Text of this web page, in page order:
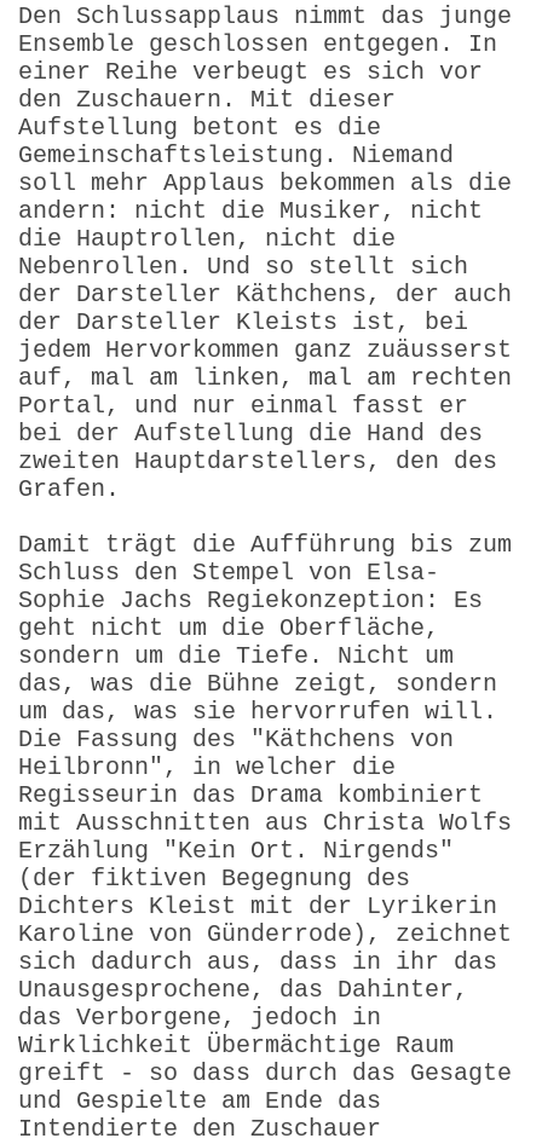
Den Schlussapplaus nimmt das junge
Ensemble geschlossen entgegen. In
einer Reihe verbeugt es sich vor
den Zuschauern. Mit dieser
Aufstellung betont es die
Gemeinschaftsleistung. Niemand
soll mehr Applaus bekommen als die
andern: nicht die Musiker, nicht
die Hauptrollen, nicht die
Nebenrollen. Und so stellt sich
der Darsteller Käthchens, der auch
der Darsteller Kleists ist, bei
jedem Hervorkommen ganz zuäusserst
auf, mal am linken, mal am rechten
Portal, und nur einmal fasst er
bei der Aufstellung die Hand des
zweiten Hauptdarstellers, den des
Grafen.
Damit trägt die Aufführung bis zum
Schluss den Stempel von Elsa-
Sophie Jachs Regiekonzeption: Es
geht nicht um die Oberfläche,
sondern um die Tiefe. Nicht um
das, was die Bühne zeigt, sondern
um das, was sie hervorrufen will.
Die Fassung des "Käthchens von
Heilbronn", in welcher die
Regisseurin das Drama kombiniert
mit Ausschnitten aus Christa Wolfs
Erzählung "Kein Ort. Nirgends"
(der fiktiven Begegnung des
Dichters Kleist mit der Lyrikerin
Karoline von Günderrode), zeichnet
sich dadurch aus, dass in ihr das
Unausgesprochene, das Dahinter,
das Verborgene, jedoch in
Wirklichkeit Übermächtige Raum
greift - so dass durch das Gesagte
und Gespielte am Ende das
Intendierte den Zuschauer